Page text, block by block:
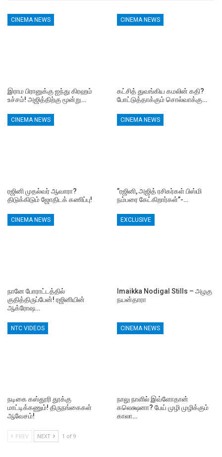
CINEMA NEWS
இராம பிரானுக்கு ஐந்து கிரஹம்
உச்சம்! அஜித்திற்கு மூன்று…
CINEMA NEWS
கட்சித் துவங்கிய கமலின் கதி?
போட்டுத்தாக்கும் சொல்வாக்கு…
CINEMA NEWS
ரஜினி முதல்வர் ஆவாரா?
திடுக்கிடும் ஜோதிடக் கணிப்பு!
CINEMA NEWS
”ரஜினி, அஜித் ரசிகர்கள் பிஸ்மி
நம்பரை கேட்கிறார்கள்”-…
CINEMA NEWS
நானே போராட்டத்தில்
குதித்திருப்பேன்! ரஜினியின்
ஆக்ரோஷ…
EXCLUSIVE
Imaikka Nodigal Stills – அழகு
நயன்தாரா
NTC VIDEOS
நடிகை கஸ்தூரி தூக்கு
மாட்டிக்கணும்! திருநங்கைகள்
ஆவேசம்!
CINEMA NEWS
நாலு நாளில் இவ்ளோதான்
கலெக்ஷனா? பேய் முழி முழிக்கும்
காலா…
PREV NEXT 1 of 9